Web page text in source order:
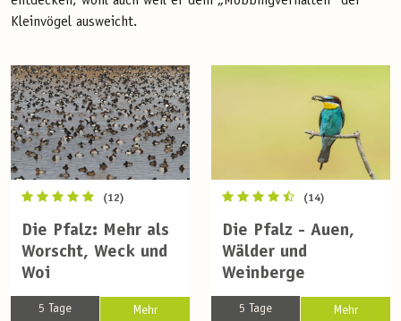
Kleinvögel ausweicht.
(12)
Die Pfalz: Mehr als
Worscht, Weck und
Woi
5 Tage Mehr
(14)
Die Pfalz - Auen,
Wälder und
Weinberge
5 Tage Mehr